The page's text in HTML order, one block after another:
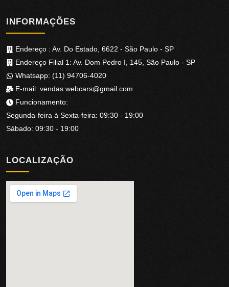
INFORMAÇÕES
Endereço : Av. Do Estado, 6622 - São Paulo - SP
Endereço Filial 1: Av. Dom Pedro I, 145, São Paulo - SP
Whatsapp: (11) 94706-4020
E-mail: vendas.webcars@gmail.com
Funcionamento:
Segunda-feira à Sexta-feira: 09:30 - 19:00
Sábado: 09:30 - 19:00
LOCALIZAÇÃO